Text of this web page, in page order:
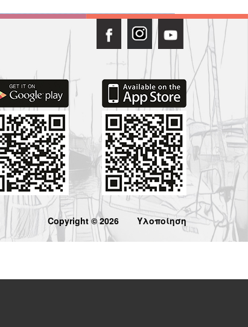
Copyright © 2026 Υλοποίηση